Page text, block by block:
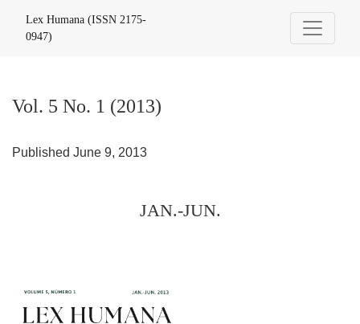
Lex Humana (ISSN 2175-
0947)
Vol. 5 No. 1 (2013)
Published June 9, 2013
JAN.-JUN.